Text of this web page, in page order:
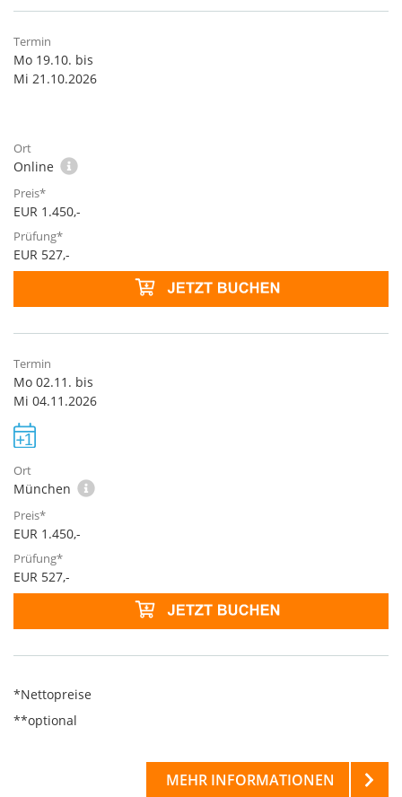
Mo 19.10. bis
Mi 21.10.2026
Online
EUR 1.450,-
EUR 527,-
Mo 02.11. bis
Mi 04.11.2026
München
EUR 1.450,-
EUR 527,-
*Nettopreise
**optional
MEHR INFORMATIONEN